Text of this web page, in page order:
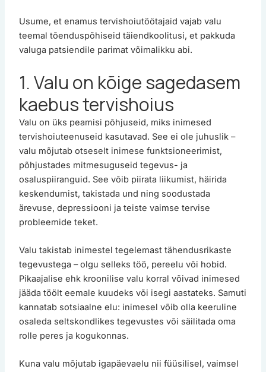
Usume, et enamus tervishoiutöötajaid vajab valu
teemal tõenduspõhiseid täiendkoolitusi, et pakkuda
valuga patsiendile parimat võimalikku abi.
1. Valu on kõige sagedasem
kaebus tervishoius
Valu on üks peamisi põhjuseid, miks inimesed
tervishoiuteenuseid kasutavad. See ei ole juhuslik –
valu mõjutab otseselt inimese funktsioneerimist,
põhjustades mitmesuguseid tegevus- ja
osaluspiiranguid. See võib piirata liikumist, häirida
keskendumist, takistada und ning soodustada
ärevuse, depressiooni ja teiste vaimse tervise
probleemide teket.
Valu takistab inimestel tegelemast tähendusrikaste
tegevustega – olgu selleks töö, pereelu või hobid.
Pikaajalise ehk kroonilise valu korral võivad inimesed
jääda töölt eemale kuudeks või isegi aastateks. Samuti
kannatab sotsiaalne elu: inimesel võib olla keeruline
osaleda seltskondlikes tegevustes või säilitada oma
rolle peres ja kogukonnas.
Kuna valu mõjutab igapäevaelu nii füüsilisel, vaimsel